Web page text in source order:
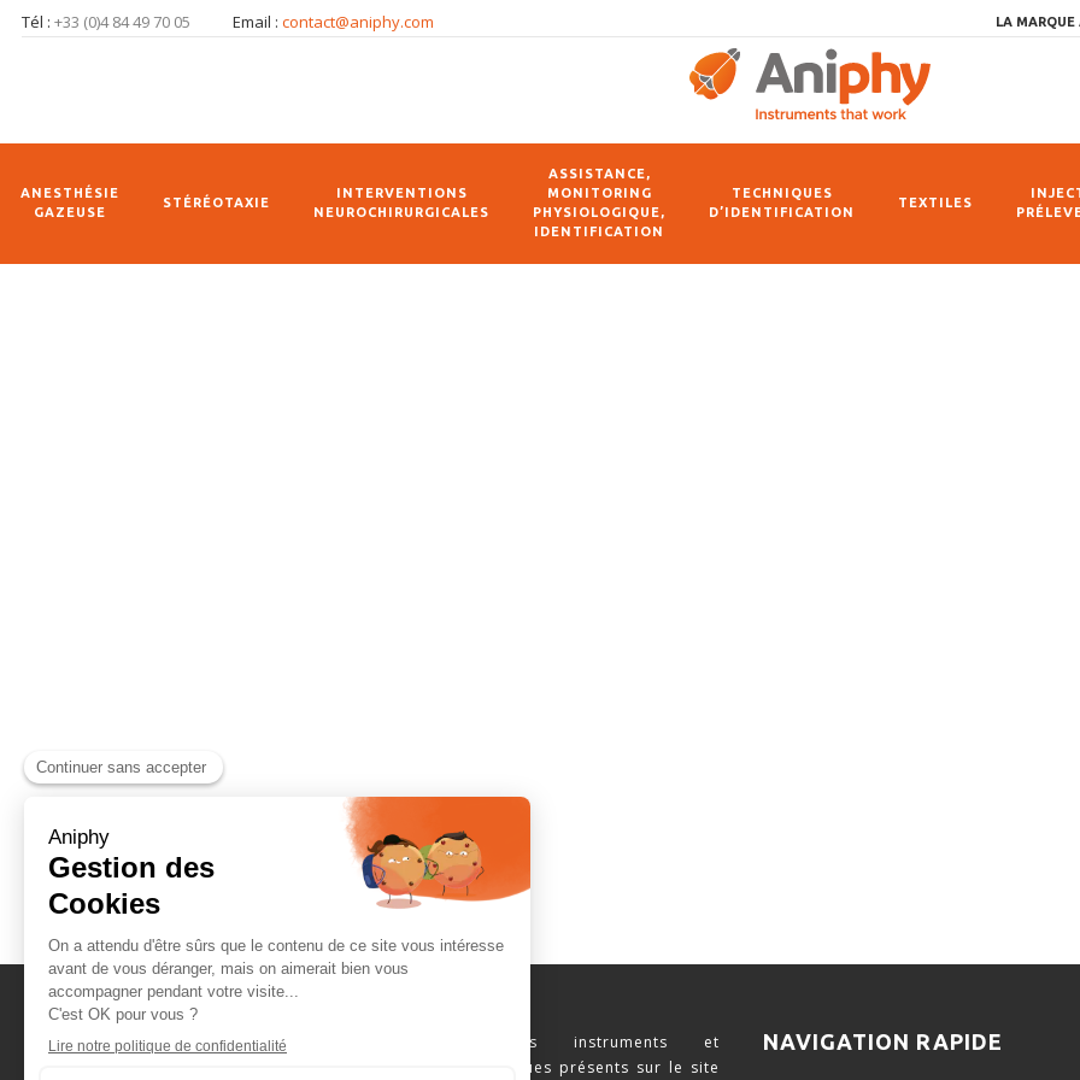
Tél : +33 (0)4 84 49 70 05 Email : contact@aniphy.com LA MARQUE
ANESTHÉSIE
GAZEUSE
STÉRÉOTAXIE
INTERVENTIONS
NEUROCHIRURGICALES
ASSISTANCE,
MONITORING
PHYSIOLOGIQUE,
IDENTIFICATION
TECHNIQUES
D’IDENTIFICATION
TEXTILES
Naviguez parmi les instruments et
consommables scientifiques présents sur le site
NAVIGATION RAPIDE